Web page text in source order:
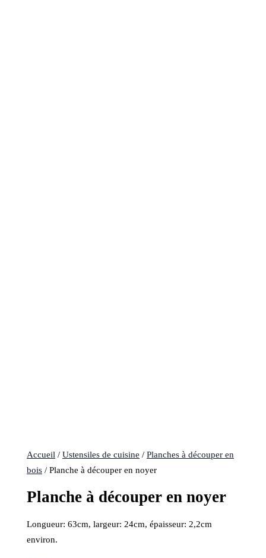
Accueil /Ustensiles de cuisine /Planches à découper en
bois / Planche à découper en noyer
Planche à découper en noyer
Longueur: 63cm, largeur: 24cm, épaisseur: 2,2cm
environ.